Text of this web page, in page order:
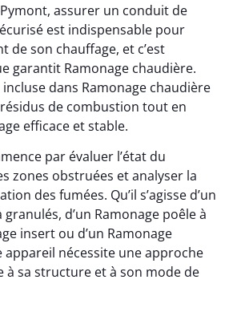
assurer un conduit de
est indispensable pour
de son chauffage, et c’est
garantit Ramonage chaudière.
dans Ramonage chaudière
de combustion tout en
efficace et stable.
par évaluer l’état du
zones obstruées et analyser la
des fumées. Qu’il s’agisse d’un
d’un Ramonage poêle à
insert ou d’un Ramonage
appareil nécessite une approche
à sa structure et à son mode de